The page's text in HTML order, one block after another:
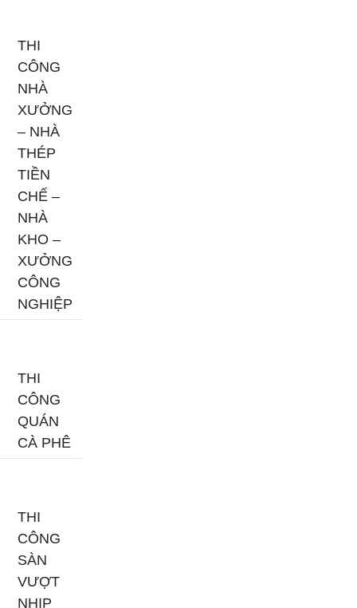
THI
CÔNG
NHÀ
XƯỞNG
– NHÀ
THÉP
TIỀN
CHẾ –
NHÀ
KHO –
XƯỞNG
CÔNG
NGHIỆP
THI
CÔNG
QUÁN
CÀ PHÊ
THI
CÔNG
SÀN
VƯỢT
NHỊP